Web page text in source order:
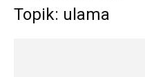
Topik: ulama